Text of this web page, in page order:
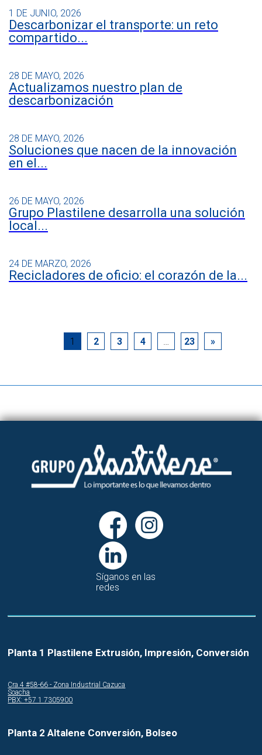
1 DE JUNIO, 2026
Descarbonizar el transporte: un reto
compartido...
28 DE MAYO, 2026
Actualizamos nuestro plan de
descarbonización
28 DE MAYO, 2026
Soluciones que nacen de la innovación
en el...
26 DE MAYO, 2026
Grupo Plastilene desarrolla una solución
local...
24 DE MARZO, 2026
Recicladores de oficio: el corazón de la...
1 2 3 4 23 »
Síganos en las
redes
Planta 1 Plastilene Extrusión, Impresión, Conversión
Cra.4 #58-66 - Zona Industrial Cazuca
Soacha
PBX: +57 1 7305900
Planta 2 Altalene Conversión, Bolseo